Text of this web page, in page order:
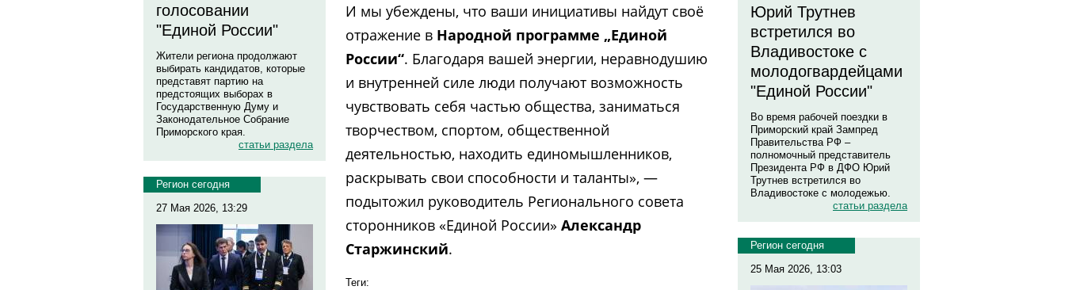
голосовании
"Единой России"
Жители региона продолжают
выбирать кандидатов, которые
представят партию на
предстоящих выборах в
Государственную Думу и
Законодательное Собрание
Приморского края.
статьи раздела
Регион сегодня
27 Мая 2026, 13:29
И мы убеждены, что ваши инициативы найдут своё
отражение в Народной программе „Единой
России“. Благодаря вашей энергии, неравнодушию
и внутренней силе люди получают возможность
чувствовать себя частью общества, заниматься
творчеством, спортом, общественной
деятельностью, находить единомышленников,
раскрывать свои способности и таланты», —
подытожил руководитель Регионального совета
сторонников «Единой России» Александр
Старжинский.
Теги:
Юрий Трутнев
встретился во
Владивостоке с
молодогвардейцами
"Единой России"
Во время рабочей поездки в
Приморский край Зампред
Правительства РФ –
полномочный представитель
Президента РФ в ДФО Юрий
Трутнев встретился во
Владивостоке с молодежью.
статьи раздела
Регион сегодня
25 Мая 2026, 13:03